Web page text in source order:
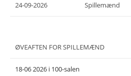
24-09-2026 Spillemænd
ØVEAFTEN FOR SPILLEMÆND
18-06 2026 i 100-salen